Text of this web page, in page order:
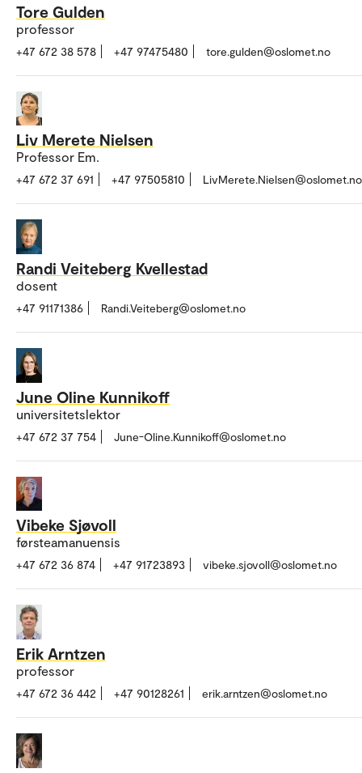
Tore Gulden
professor
+47 672 38 578 +47 97475480 tore.gulden@oslomet.no
Liv Merete Nielsen
Professor Em.
+47 672 37 691 +47 97505810 LivMerete.Nielsen@oslomet.no
Randi Veiteberg Kvellestad
dosent
+47 91171386 Randi.Veiteberg@oslomet.no
June Oline Kunnikoff
universitetslektor
+47 672 37 754 June-Oline.Kunnikoff@oslomet.no
Vibeke Sjøvoll
førsteamanuensis
+47 672 36 874 +47 91723893 vibeke.sjovoll@oslomet.no
Erik Arntzen
professor
+47 672 36 442 +47 90128261 erik.arntzen@oslomet.no